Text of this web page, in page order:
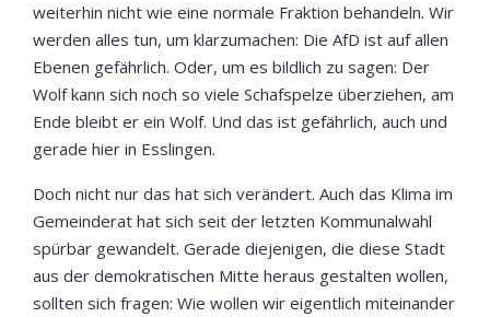
weiterhin nicht wie eine normale Fraktion behandeln. Wir
werden alles tun, um klarzumachen: Die AfD ist auf allen
Ebenen gefährlich. Oder, um es bildlich zu sagen: Der
Wolf kann sich noch so viele Schafspelze überziehen, am
Ende bleibt er ein Wolf. Und das ist gefährlich, auch und
gerade hier in Esslingen.
Doch nicht nur das hat sich verändert. Auch das Klima im
Gemeinderat hat sich seit der letzten Kommunalwahl
spürbar gewandelt. Gerade diejenigen, die diese Stadt
aus der demokratischen Mitte heraus gestalten wollen,
sollten sich fragen: Wie wollen wir eigentlich miteinander